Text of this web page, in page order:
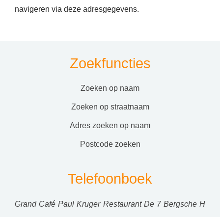
navigeren via deze adresgegevens.
Zoekfuncties
zoeken op naam
zoeken op straatnaam
adres zoeken op naam
postcode zoeken
Telefoonboek
Grand Café Paul Kruger Restaurant De 7 Bergsche H